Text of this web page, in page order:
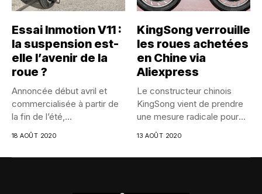
Essai Inmotion V11 :
la suspension est-
elle l’avenir de la
roue ?
Annoncée début avril et
commercialisée à partir de
la fin de l’été,...
18 AOÛT 2020
KingSong verrouille
les roues achetées
en Chine via
Aliexpress
Le constructeur chinois
KingSong vient de prendre
une mesure radicale pour
lutter...
13 AOÛT 2020